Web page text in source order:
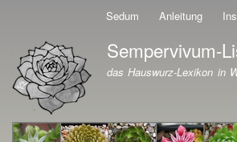
Direkt
zum
Inhalt
Sedum Anleitung
Branding der Website
Sempervivum-
das Hauswurz-Lexikon in